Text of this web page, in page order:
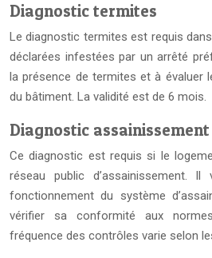
Diagnostic termites
Le diagnostic termites est requis
déclarées infestées par un arrêté
la présence de termites et à évaluer
du bâtiment. La validité est de 6 mois.
Diagnostic
Ce diagnostic est requis si le
réseau public d’assainissement.
fonctionnement du système
vérifier sa conformité aux
fréquence des contrôles varie selon